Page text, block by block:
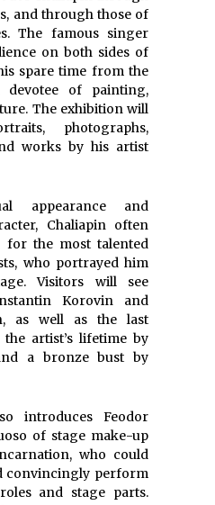
and through those of
The famous singer
on both sides of
spare time from the
of painting,
The exhibition will
photographs,
works by his artist
appearance and
Chaliapin often
for the most talented
who portrayed him
Visitors will see
Korovin and
as well as the last
artist’s lifetime by
a bronze bust by
introduces Feodor
of stage make-up
who could
convincingly perform
and stage parts.